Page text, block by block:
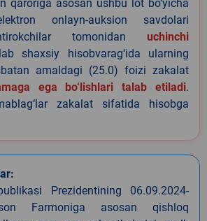
qaroriga asosan ushbu lot bo‘yicha
onlayn-auksion savdolari
tomonidan uchinchi
shaxsiy hisobvarag‘ida ularning
amaldagi (25.0) foizi zakalat
ega bo‘lishlari talab etiladi.
zakalat sifatida hisobga
Prezidentining 06.09.2024-
Farmoniga asosan qishloq